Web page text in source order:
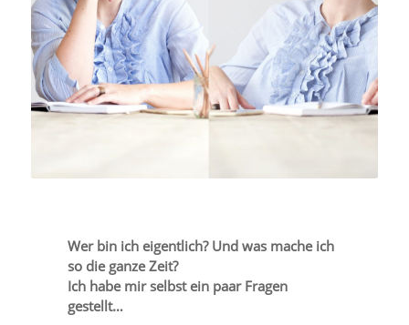
Wer bin ich eigentlich? Und was mache ich
so die ganze Zeit?
Ich habe mir selbst ein paar Fragen
gestellt…